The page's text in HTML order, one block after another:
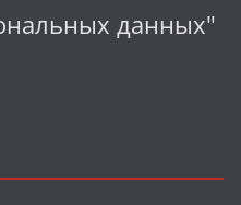
данных"